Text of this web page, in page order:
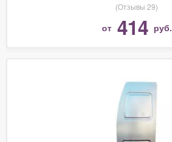
(Отзывы 29)
от 414 руб.